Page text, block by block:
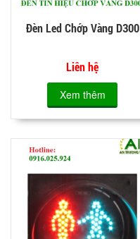
Đèn Led Chớp Vàng D300
Liên hệ
Xem thêm